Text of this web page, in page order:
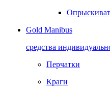
Gold Manibus
средства
Перчатки
Краги